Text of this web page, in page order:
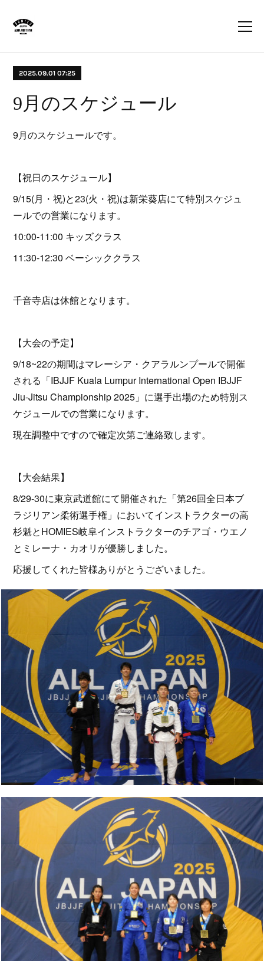
2025.09.01 07:25
9月のスケジュール
9月のスケジュールです。
【祝日のスケジュール】
9/15(月・祝)と23(火・祝)は新栄葵店にて特別スケジュ
ールでの営業になります。
10:00-11:00 キッズクラス
11:30-12:30 ベーシッククラス
千音寺店は休館となります。
【大会の予定】
9/18~22の期間はマレーシア・クアラルンプールで開催
される「IBJJF Kuala Lumpur International Open IBJJF
Jiu-Jitsu Championship 2025」に選手出場のため特別ス
ケジュールでの営業になります。
現在調整中ですので確定次第ご連絡致します。
【大会結果】
8/29-30に東京武道館にて開催された「第26回全日本ブ
ラジリアン柔術選手権」においてインストラクターの高
杉魁とHOMIES岐阜インストラクターのチアゴ・ウエノ
とミレーナ・カオリが優勝しました。
応援してくれた皆様ありがとうございました。